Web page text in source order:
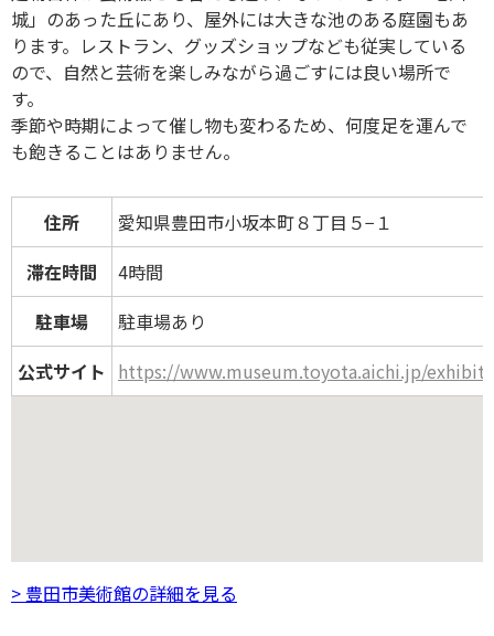
城」のあった丘にあり、屋外には大きな池のある庭園もあ
ります。レストラン、グッズショップなども従実している
ので、自然と芸術を楽しみながら過ごすには良い場所で
す。
季節や時期によって催し物も変わるため、何度足を運んで
も飽きることはありません。
住所
愛知県豊田市小坂本町８丁目５−１
滞在時間
4時間
駐車場
駐車場あり
公式サイト https://www.museum.toyota.aichi.jp/
> 豊田市美術館の詳細を見る